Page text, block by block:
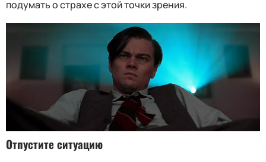
подумать о страхе с этой точки зрения.
Отпустите ситуацию